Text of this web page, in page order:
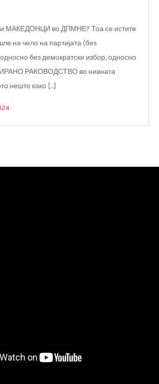
МАКЕДОНЦИ во ДПМНЕ? Тоа се истите
на чело на партијата (без
без демократски избор, односно
РАКОВОДСТВО во нивната
нешто како […]